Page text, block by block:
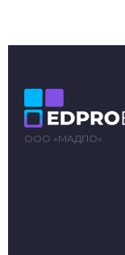
ООО «МАДПО»